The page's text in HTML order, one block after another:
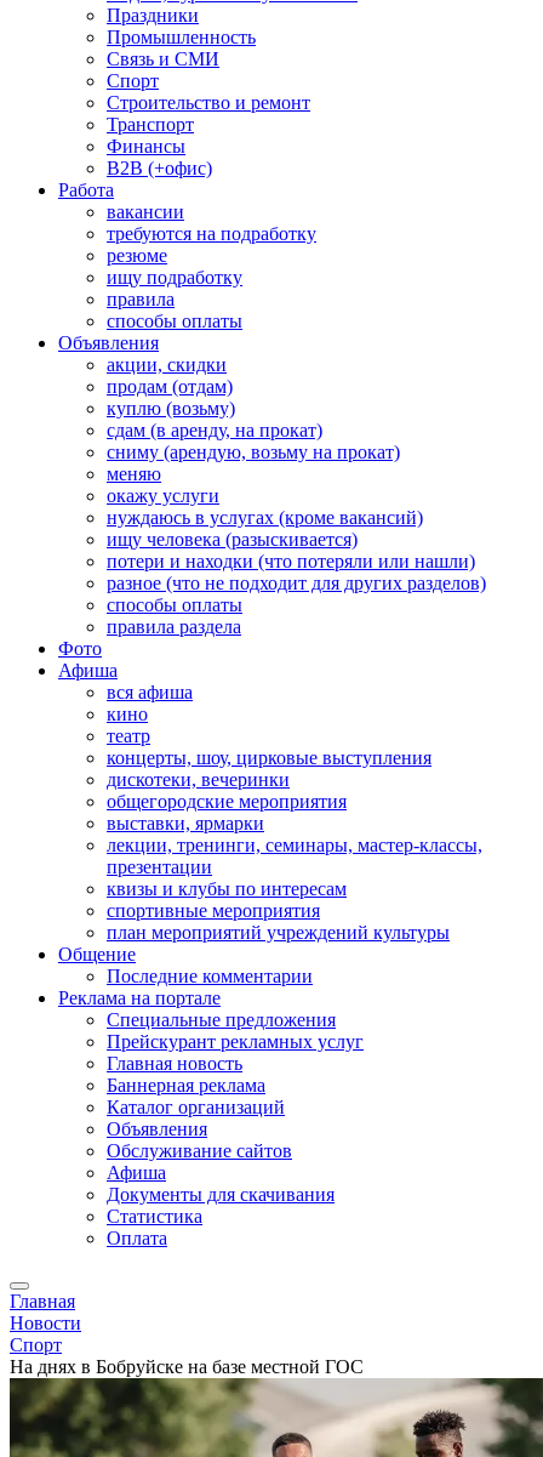
Праздники
Промышленность
Связь и СМИ
Спорт
Строительство и ремонт
Транспорт
Финансы
B2B (+офис)
Работа
вакансии
требуются на подработку
резюме
ищу подработку
правила
способы оплаты
Объявления
акции, скидки
продам (отдам)
куплю (возьму)
сдам (в аренду, на прокат)
сниму (арендую, возьму на прокат)
меняю
окажу услуги
нуждаюсь в услугах (кроме вакансий)
ищу человека (разыскивается)
потери и находки (что потеряли или нашли)
разное (что не подходит для других разделов)
способы оплаты
правила раздела
Фото
Афиша
вся афиша
кино
театр
концерты, шоу, цирковые выступления
дискотеки, вечеринки
общегородские мероприятия
выставки, ярмарки
лекции, тренинги, семинары, мастер-классы,
презентации
квизы и клубы по интересам
спортивные мероприятия
план мероприятий учреждений культуры
Общение
Последние комментарии
Реклама на портале
Специальные предложения
Прейскурант рекламных услуг
Главная новость
Баннерная реклама
Каталог организаций
Объявления
Обслуживание сайтов
Афиша
Документы для скачивания
Статистика
Оплата
Главная
Новости
Спорт
На днях в Бобруйске на базе местной ГОС